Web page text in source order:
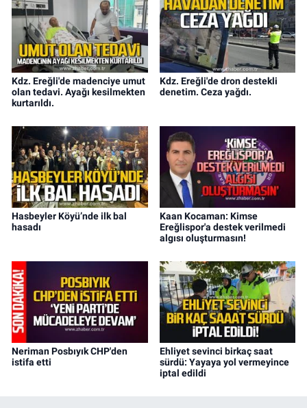
Kdz. Ereğli'de madenciye umut
olan tedavi. Ayağı kesilmekten
kurtarıldı.
Kdz. Ereğli'de dron destekli
denetim. Ceza yağdı.
Hasbeyler Köyü’nde ilk bal
hasadı
Kaan Kocaman: Kimse
Ereğlispor'a destek verilmedi
algısı oluşturmasın!
Neriman Posbıyık CHP'den
istifa etti
Ehliyet sevinci birkaç saat
sürdü: Yayaya yol vermeyince
iptal edildi